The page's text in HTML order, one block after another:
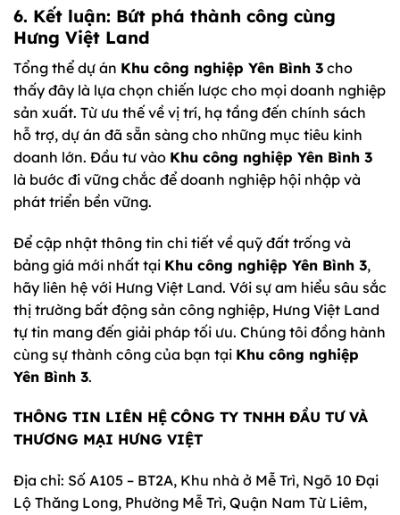
6. Kết luận: Bứt phá thành công cùng
Hưng Việt Land
Tổng thể dự án Khu công nghiệp Yên Bình 3 cho
thấy đây là lựa chọn chiến lược cho mọi doanh nghiệp
sản xuất. Từ ưu thế về vị trí, hạ tầng đến chính sách
hỗ trợ, dự án đã sẵn sàng cho những mục tiêu kinh
doanh lớn. Đầu tư vào Khu công nghiệp Yên Bình 3
là bước đi vững chắc để doanh nghiệp hội nhập và
phát triển bền vững.
Để cập nhật thông tin chi tiết về quỹ đất trống và
bảng giá mới nhất tại Khu công nghiệp Yên Bình 3,
hãy liên hệ với Hưng Việt Land. Với sự am hiểu sâu sắc
thị trường bất động sản công nghiệp, Hưng Việt Land
tự tin mang đến giải pháp tối ưu. Chúng tôi đồng hành
cùng sự thành công của bạn tại Khu công nghiệp
Yên Bình 3.
THÔNG TIN LIÊN HỆ CÔNG TY TNHH ĐẦU TƯ VÀ
THƯƠNG MẠI HƯNG VIỆT
Địa chỉ: Số A105 – BT2A, Khu nhà ở Mễ Trì, Ngõ 10 Đại
Lộ Thăng Long, Phường Mễ Trì, Quận Nam Từ Liêm,